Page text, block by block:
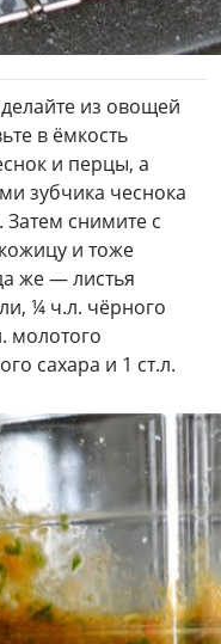
из овощей
в ёмкость
и перцы, а
зубчика чеснока
Затем снимите с
и тоже
же — листья
¼ ч.л. чёрного
молотого
сахара и 1 ст.л.